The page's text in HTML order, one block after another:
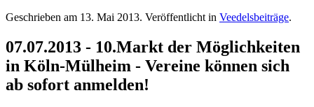
Geschrieben am 13. Mai 2013. Veröffentlicht in Veedelsbeiträge.
07.07.2013 - 10.Markt der Möglichkeiten
in Köln-Mülheim - Vereine können sich
ab sofort anmelden!